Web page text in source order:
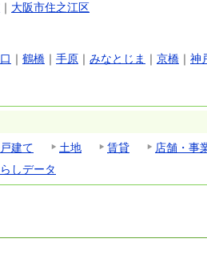
｜ 大阪市住之江区
｜ 鶴橋 ｜ 手原 ｜ みなとじま ｜ 京橋 ｜ 神
建て 土地 賃貸 店舗・事
しデータ